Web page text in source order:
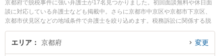
京都府で脱税事件に強い弁護士が17名見つかりました。初回面談無料や休日面
談に対応している弁護士なども掲載中。さらに京都市中京区や京都市下京区、
京都市伏見区などの地域条件で弁護士を絞り込めます。税務訴訟に関係する脱
税事件や税務調査対応等の細かな分野での絞り込み検索もでき便利です。』特
に京都リレイズ法律事務所の豊山 博子弁護士や弁護士法人本江法律事務所 京都
エリア 京都府 変更